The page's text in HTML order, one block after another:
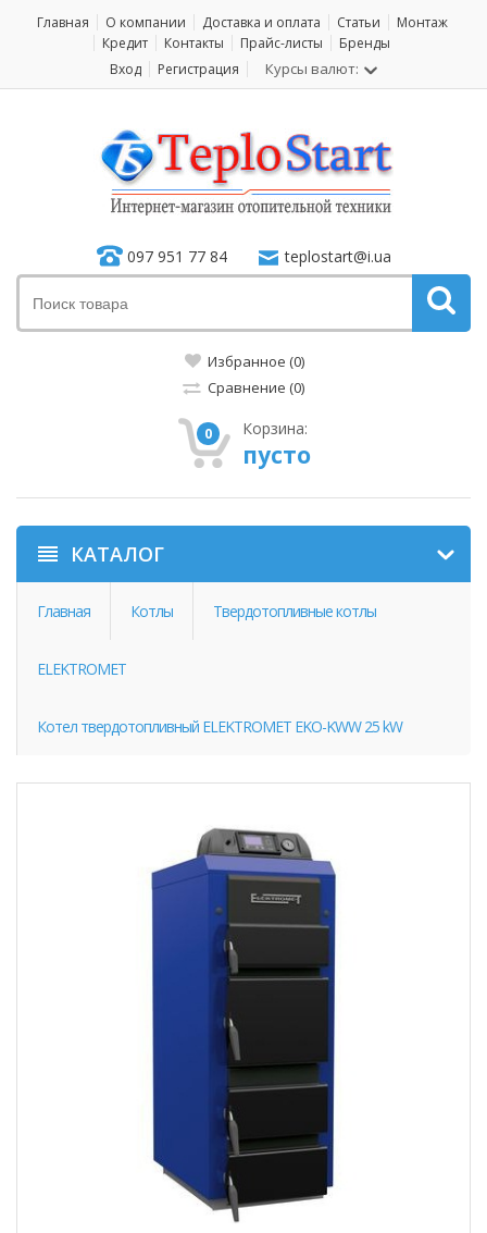
Главная О компании Доставка и оплата Статьи
Монтаж
Кредит
Контакты Прайс-листы
Бренды
Вход
Регистрация Курсы валют:
097 951 77 84 teplostart@i.ua
Избранное (0)
Сравнение (0)
0 Корзина:
пусто
КАТАЛОГ
Главная Котлы Твердотопливные котлы
ELEKTROMET
Котел твердотопливный ELEKTROMET EKO-KWW 25 kW